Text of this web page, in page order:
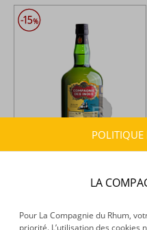
secrète - 11 ans - 70cl - 43°
+
POLITIQUE
LA
Pour La Compagnie du Rhum,